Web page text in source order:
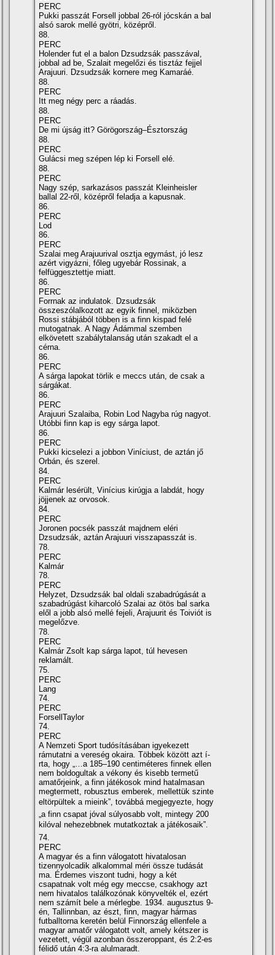
PERC
Pukki passzát Forsell jobbal 26-ról jócskán a bal
alsó sarok mellé gyötri, középről.
88.
PERC
Holender fut el a balon Dzsudzsák passzával,
jobbal ad be, Szalait megelőzi és tisztáz fejjel
Arajuuri. Dzsudzsák kornere meg Kamaráé.
88.
PERC
Itt meg négy perc a ráadás.
88.
PERC
De mi újság itt? Görögország–Észtország
88.
PERC
Gulácsi meg szépen lép ki Forsell elé.
88.
PERC
Nagy szép, sarkazásos passzát Kleinheisler
ballal 22-ről, középről feladja a kapusnak.
86.
PERC
Lod
86.
PERC
Szalai meg Arajuurival osztja egymást, jó lesz
azért vigyázni, főleg ugyebár Rossinak, a
felfüggesztettje miatt.
86.
PERC
Forrnak az indulatok. Dzsudzsák
összeszólalkozott az egyik finnel, miközben
Rossi stábjából többen is a finn kispad felé
mutogatnak. A Nagy Ádámmal szemben
elkövetett szabálytalanság után szakadt el a
cérna.
86.
PERC
A sárga lapokat törlik e meccs után, de csak a
sárgákat.
86.
PERC
Arajuuri Szalaiba, Robin Lod Nagyba rúg nagyot.
Utóbbi finn kap is egy sárga lapot.
86.
PERC
Pukki kicselezi a jobbon Viní­ciust, de aztán jő
Orbán, és szerel.
84.
PERC
Kalmár lesérült, Viní­cius kirúgja a labdát, hogy
jöjjenek az orvosok.
84.
PERC
Joronen pocsék passzát majdnem eléri
Dzsudzsák, aztán Arajuuri visszapasszát is.
78.
PERC
Kalmár
78.
PERC
Helyzet, Dzsudzsák bal oldali szabadrúgását a
szabadrúgást kiharcoló Szalai az ötös bal sarka
elől a jobb alsó mellé fejeli, Arajuurit és Toiviót is
megelőzve.
78.
PERC
Kalmár Zsolt kap sárga lapot, túl hevesen
reklamált.
75.
PERC
Lang
74.
PERC
ForsellTaylor
74.
PERC
A Nemzeti Sport tudósí­tásában igyekezett
rámutatni a vereség okaira. Többek között azt í­
rta, hogy „…a 185–190 centiméteres finnek ellen
nem boldogultak a vékony és kisebb termetű
amatőrjeink, a finn játékosok mind hatalmasan
megtermett, robusztus emberek, mellettük szinte
eltörpültek a mieink”, továbbá megjegyezte, hogy
„a finn csapat jóval súlyosabb volt, mintegy 200
kilóval nehezebbnek mutatkoztak a játékosaik”.
74.
PERC
A magyar és a finn válogatott hivatalosan
tizennyolcadik alkalommal méri össze tudását
ma. Érdemes viszont tudni, hogy a két
csapatnak volt még egy meccse, csakhogy azt
nem hivatalos találkozónak könyvelték el, ezért
nem számí­t bele a mérlegbe. 1934. augusztus 9-
én, Tallinnban, az észt, finn, magyar hármas
futballtorna keretén belül Finnország ellenfele a
magyar amatőr válogatott volt, amely kétszer is
vezetett, végül azonban összeroppant, és 2:2-es
félidő után 4:3-ra alulmaradt.